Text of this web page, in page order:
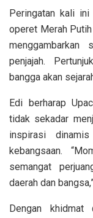
Peringatan kali
operet Merah
menggambarkan
penjajah.
bangga akan
Edi berharap
tidak sekadar
inspirasi
kebangsaan.
semangat
daerah dan
Dengan